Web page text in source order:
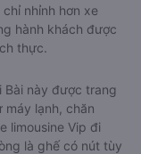
nhỉnh hơn xe
hành khách được
thực.
Bài này được trang
lạnh, chăn
limousine Vip đi
là ghế có nút tùy